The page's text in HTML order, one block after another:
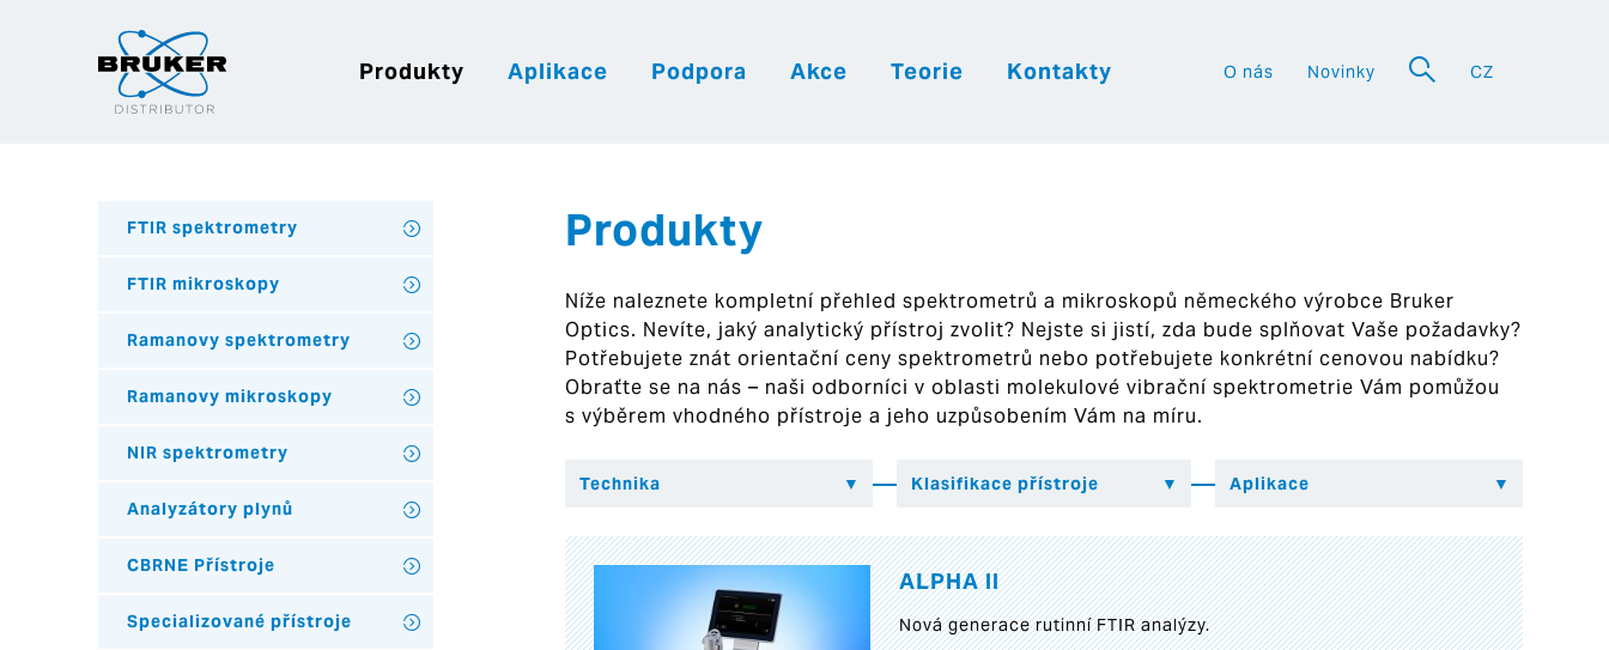
Produkty Aplikace Podpora Akce Teorie Kontakty O nás Novinky CZ
Produkty
Níže naleznete kompletní přehled spektrometrů a mikroskopů německého výrobce Bruker
Optics. Nevíte, jaký analytický přístroj zvolit? Nejste si jistí, zda bude splňovat Vaše požadavky?
Potřebujete znát orientační ceny spektrometrů nebo potřebujete konkrétní cenovou nabídku?
Obraťte se na nás – naši odborníci v oblasti molekulové vibrační spektrometrie Vám pomůžou
s výběrem vhodného přístroje a jeho uzpůsobením Vám na míru.
ALPHA II
Nová generace rutinní FTIR analýzy.
FTIR spektrometry
FTIR mikroskopy
Ramanovy spektrometry
Ramanovy mikroskopy
NIR spektrometry
Analyzátory plynů
CBRNE Přístroje
Specializované přístroje